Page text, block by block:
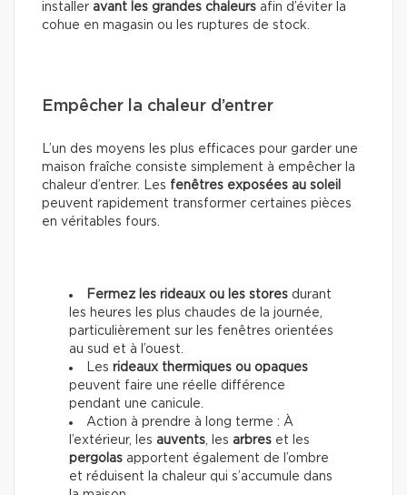
installer avant les grandes chaleurs afin d’éviter la
cohue en magasin ou les ruptures de stock.
Empêcher la chaleur d’entrer
L’un des moyens les plus efficaces pour garder une
maison fraîche consiste simplement à empêcher la
chaleur d’entrer. Les fenêtres exposées au soleil
peuvent rapidement transformer certaines pièces
en véritables fours.
Fermez les rideaux ou les stores durant
les heures les plus chaudes de la journée,
particulièrement sur les fenêtres orientées
au sud et à l’ouest.
Les rideaux thermiques ou opaques
peuvent faire une réelle différence
pendant une canicule.
Action à prendre à long terme : À
l’extérieur, les auvents, les arbres et les
pergolas apportent également de l’ombre
et réduisent la chaleur qui s’accumule dans